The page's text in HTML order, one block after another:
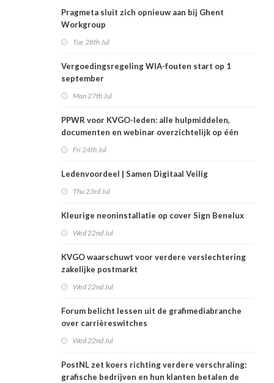
Pragmeta sluit zich opnieuw aan bij Ghent
Workgroup
Tue 28th Jul
Vergoedingsregeling WIA-fouten start op 1
september
Mon 27th Jul
PPWR voor KVGO-leden: alle hulpmiddelen,
documenten en webinar overzichtelijk op één
Fri 24th Jul
Ledenvoordeel | Samen Digitaal Veilig
Thu 23rd Jul
Kleurige neoninstallatie op cover Sign Benelux
Wed 22nd Jul
KVGO waarschuwt voor verdere verslechtering
zakelijke postmarkt
Wed 22nd Jul
Forum belicht lessen uit de grafimediabranche
over carrièreswitches
Wed 22nd Jul
PostNL zet koers richting verdere verschraling:
grafische bedrijven en hun klanten betalen de